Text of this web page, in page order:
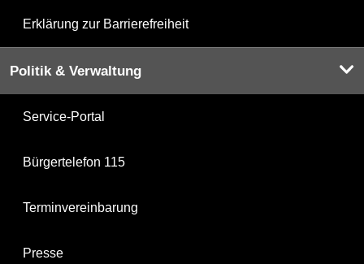
Erklärung zur Barrierefreiheit
Politik & Verwaltung
Service-Portal
Bürgertelefon 115
Terminvereinbarung
Presse